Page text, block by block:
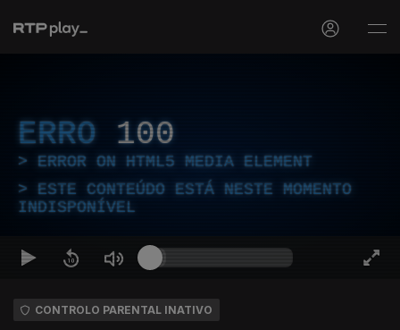
ERRO 100
ERROR ON HTML5 MEDIA ELEMENT
ESTE CONTEÚDO ESTÁ NESTE MOMENTO
INDISPONÍVEL
CONTROLO PARENTAL INATIVO